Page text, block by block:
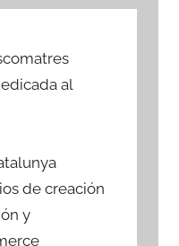
al
de creación
y